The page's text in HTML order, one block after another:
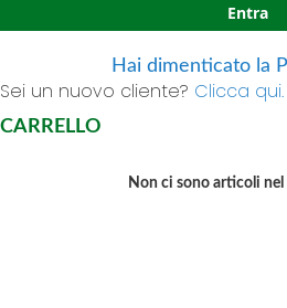
Entra
Hai dimenticato la
Sei un nuovo cliente? Clicca qui.
CARRELLO
Non ci sono articoli